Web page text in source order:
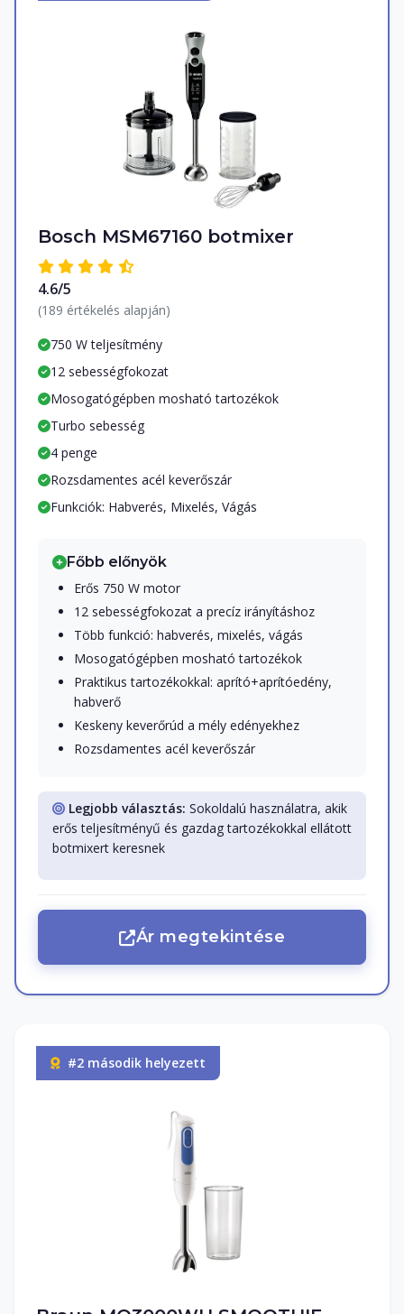
Bosch MSM67160 botmixer
4.6/5
(189 értékelés alapján)
750 W teljesítmény
12 sebességfokozat
Mosogatógépben mosható tartozékok
Turbo sebesség
4 penge
Rozsdamentes acél keverőszár
Funkciók: Habverés, Mixelés, Vágás
Főbb előnyök
Erős 750 W motor
12 sebességfokozat a precíz irányításhoz
Több funkció: habverés, mixelés, vágás
Mosogatógépben mosható tartozékok
Praktikus tartozékokkal: aprító+aprítóedény,
habverő
Keskeny keverőrúd a mély edényekhez
Rozsdamentes acél keverőszár
Legjobb választás: Sokoldalú használatra, akik
erős teljesítményű és gazdag tartozékokkal ellátott
botmixert keresnek
Ár megtekintése
#2 második helyezett